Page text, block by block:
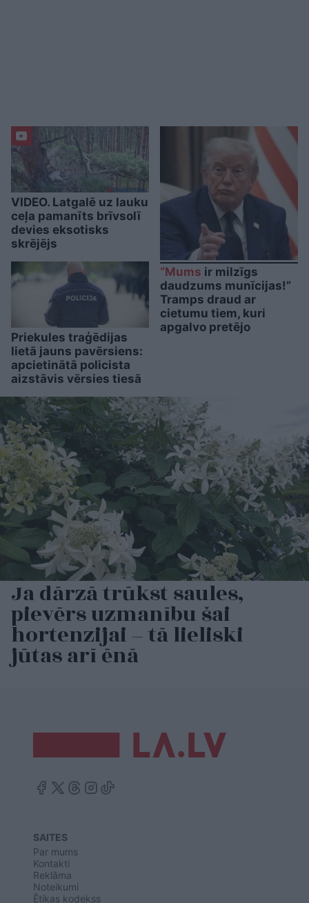
VIDEO. Latgalē uz lauku
ceļa pamanīts brīvsolī
devies eksotisks
skrējējs
Priekules traģēdijas
lietā jauns pavērsiens:
apcietinātā policista
aizstāvis vērsies tiesā
“Mums ir milzīgs
daudzums munīcijas!”
Tramps draud ar
cietumu tiem, kuri
apgalvo pretējo
Ja dārzā trūkst saules,
pievērs uzmanību šai
hortenzijai – tā lieliski
jūtas arī ēnā
SAITES
Par mums
Kontakti
Reklāma
Noteikumi
Ētikas kodekss